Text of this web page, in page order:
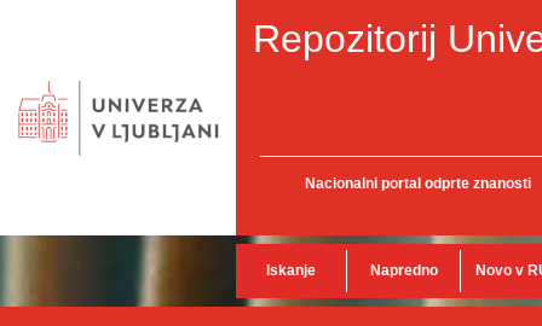
Repozitorij
Nacionalni portal odprte znanosti
Iskanje Napredno Novo v